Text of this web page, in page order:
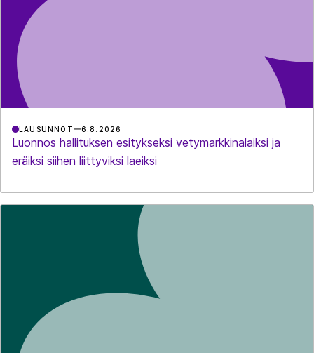
LAUSUNNOT 6.8.2026
Luonnos hallituksen esitykseksi vetymarkkinalaiksi ja
eräiksi siihen liittyviksi laeiksi